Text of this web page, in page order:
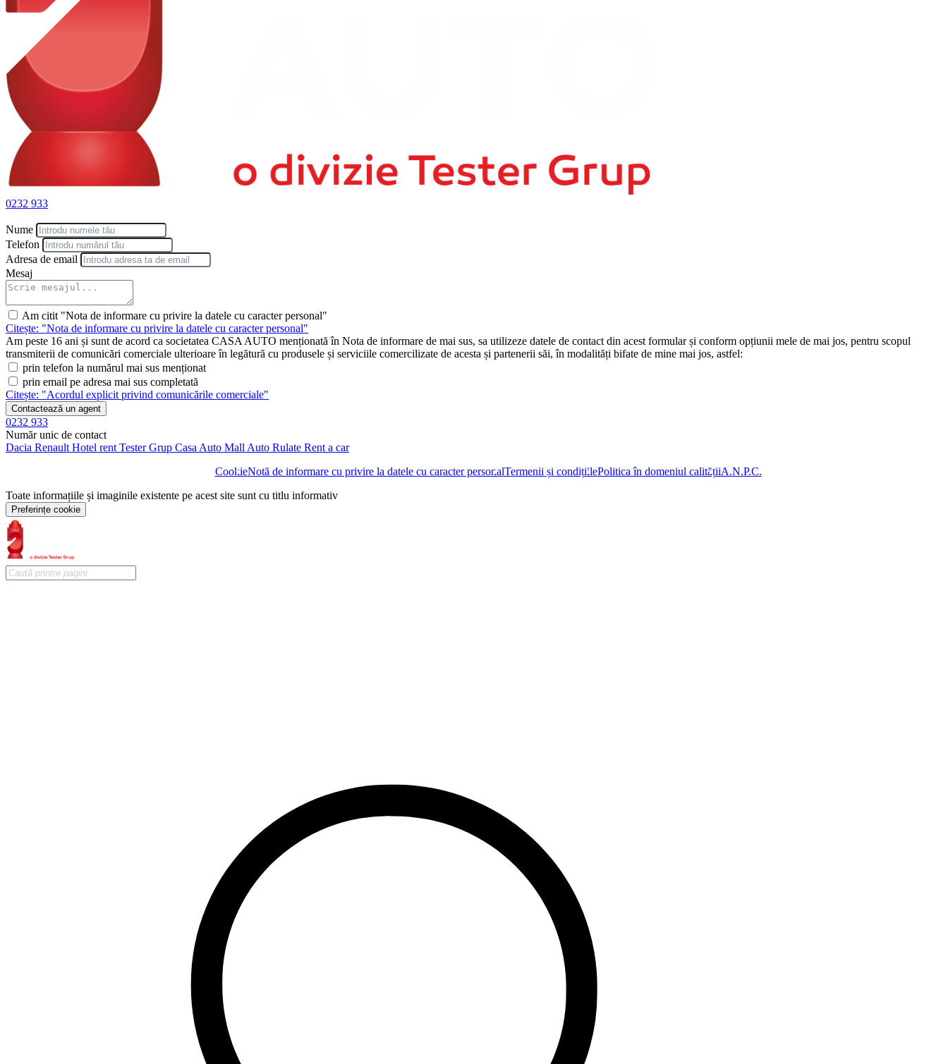
0232 933
Nume
Telefon
Adresa de email
Mesaj
Am citit "Nota de informare cu privire la datele cu caracter personal"
Citește: "Nota de informare cu privire la datele cu caracter personal"
Am peste 16 ani și sunt de acord ca societatea CASA AUTO menționată în Nota de informare de mai sus, sa utilizeze datele de contact din acest formular și conform opțiunii mele de mai jos, pentru scopul
transmiterii de comunicări comerciale ulterioare în legătură cu produsele și serviciile comercilizate de acesta și partenerii săi, în modalități bifate de mine mai jos, astfel:
prin telefon la numărul mai sus menționat
prin email pe adresa mai sus completată
Citește: "Acordul explicit privind comunicările comerciale"
Contactează un agent
0232 933
Număr unic de contact
Dacia Renault Hotel rent Tester Grup Casa Auto Mall Auto Rulate Rent a car
CookieNotă de informare cu privire la datele cu caracter personalTermenii și condițiilePolitica în domeniul calitățiiA.N.P.C.
Toate informațiile și imaginile existente pe acest site sunt cu titlu informativ
Preferințe cookie